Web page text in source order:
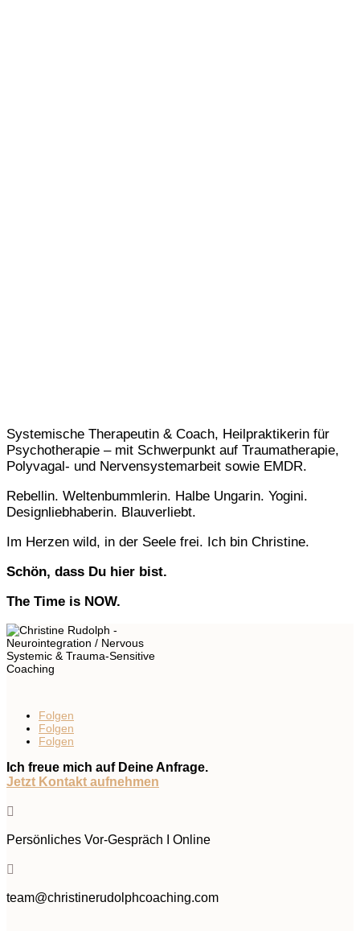
Systemische Therapeutin & Coach, Heilpraktikerin für
Psychotherapie – mit Schwerpunkt auf Traumatherapie,
Polyvagal- und Nervensystemarbeit sowie EMDR.
Rebellin. Weltenbummlerin. Halbe Ungarin. Yogini.
Designliebhaberin. Blauverliebt.
Im Herzen wild, in der Seele frei. Ich bin Christine.
Schön, dass Du hier bist.
The Time is NOW.
Folgen
Folgen
Folgen
Ich freue mich auf Deine Anfrage.
Jetzt Kontakt aufnehmen

Persönliches Vor-Gespräch I Online

team@christinerudolphcoaching.com